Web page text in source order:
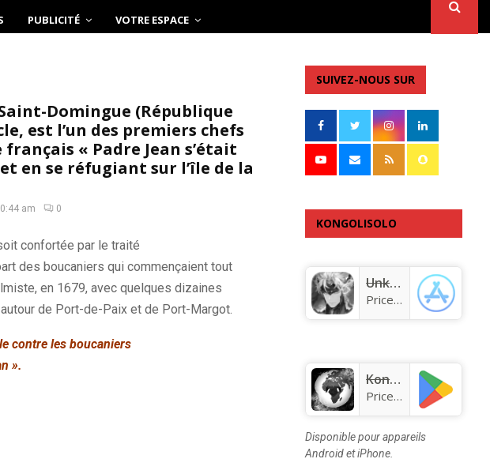
PUBLICITÉ VOTRE ESPACE
Domingue (République
est l’un des premiers chefs
« Padre Jean s’était
en se réfugiant sur l’île de la
am 0
confortée par le traité
des boucaniers qui commençaient tout
en 1679, avec quelques dizaines
de Port-de-Paixet de Port-Margot.
contre les boucaniers
».
SUIVEZ-NOUS SUR
KONGOLISOLO
Unknown app
Price:Free
KongoLisolo
Price:Free
Disponible pour appareils
Android et iPhone.